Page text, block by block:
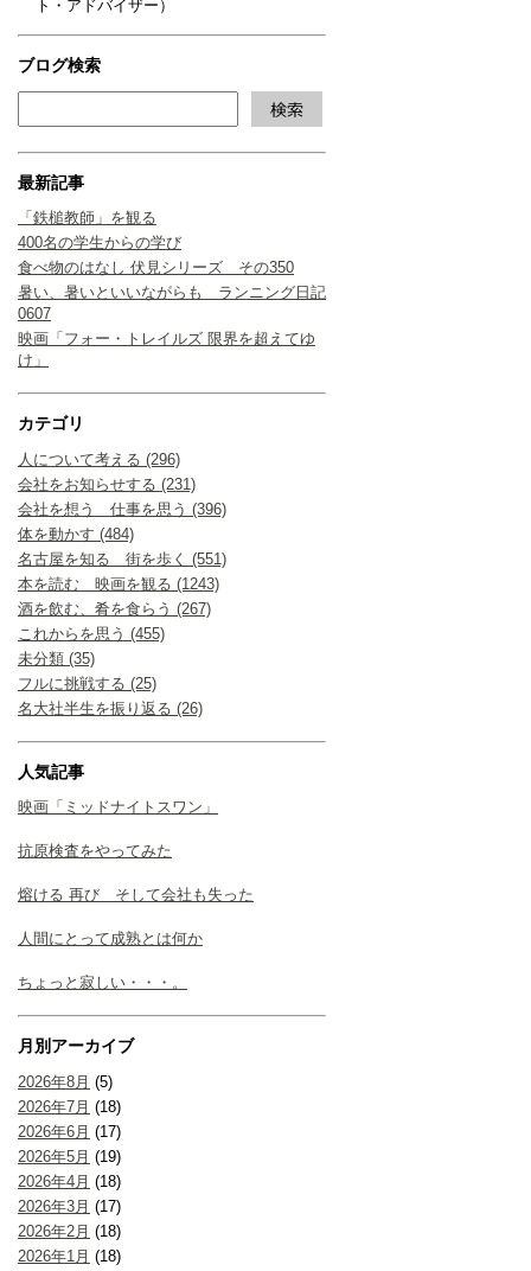
ト・アドバイザー）
ブログ検索
最新記事
「鉄槌教師」を観る
400名の学生からの学び
食べ物のはなし 伏見シリーズ その350
暑い、暑いといいながらも ランニング日記
0607
映画「フォー・トレイルズ 限界を超えてゆ
け」
カテゴリ
人について考える (296)
会社をお知らせする (231)
会社を想う 仕事を思う (396)
体を動かす (484)
名古屋を知る 街を歩く (551)
本を読む 映画を観る (1243)
酒を飲む、肴を食らう (267)
これからを思う (455)
未分類 (35)
フルに挑戦する (25)
名大社半生を振り返る (26)
人気記事
映画「ミッドナイトスワン」
抗原検査をやってみた
熔ける 再び そして会社も失った
人間にとって成熟とは何か
ちょっと寂しい・・・。
月別アーカイブ
2026年8月 (5)
2026年7月 (18)
2026年6月 (17)
2026年5月 (19)
2026年4月 (18)
2026年3月 (17)
2026年2月 (18)
2026年1月 (18)